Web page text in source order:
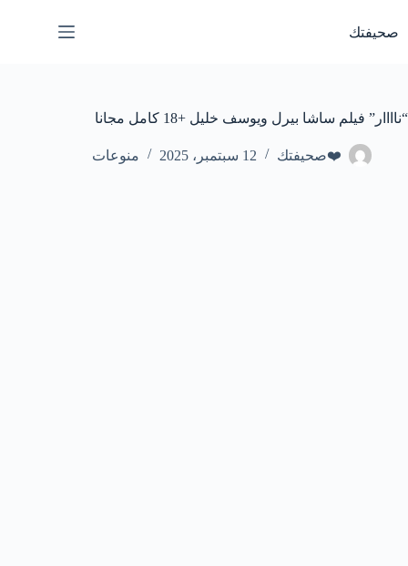
المحتوى
صحيفتك
“ناااار” فيلم ساشا بيرل ويوسف خليل +18 كامل مجانا
❤️صحيفتك 12 سبتمبر، 2025 منوعات